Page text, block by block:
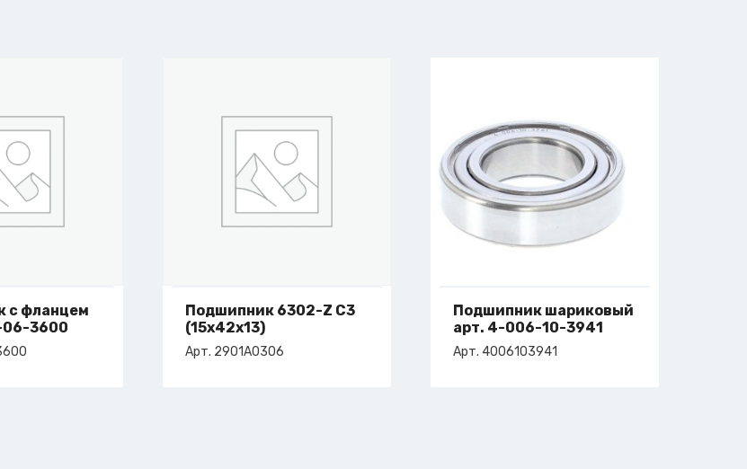
с фланцем
06-3600
Подшипник 6302-Z C3
(15x42x13)
Арт. 2901A0306
Подшипник шариковый
арт. 4-006-10-3941
Арт. 4006103941